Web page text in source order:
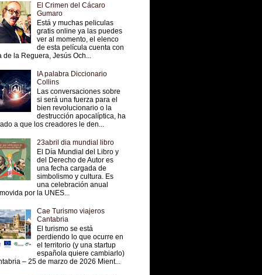
El Crimen del Cácaro
Gumaro
Está y muchas peliculas
gratis online ya las puedes
ver al momento, el elenco
de esta película cuenta con
de la Reguera, Jesús Och...
IA palabra Diccionario
Collins
Las conversaciones sobre
si será una fuerza para el
bien revolucionario o la
destrucción apocalíptica, ha
a que los creadores le den...
23abril dia mundial libro
El Día Mundial del Libro y
del Derecho de Autor es
una fecha cargada de
simbolismo y cultura. Es
una celebración anual
por la UNES...
Cae Turismo viajeros
Cantabria
El turismo se está
perdiendo lo que ocurre en
el territorio (y una startup
española quiere cambiarlo)
– 25 de marzo de 2026 Mient...